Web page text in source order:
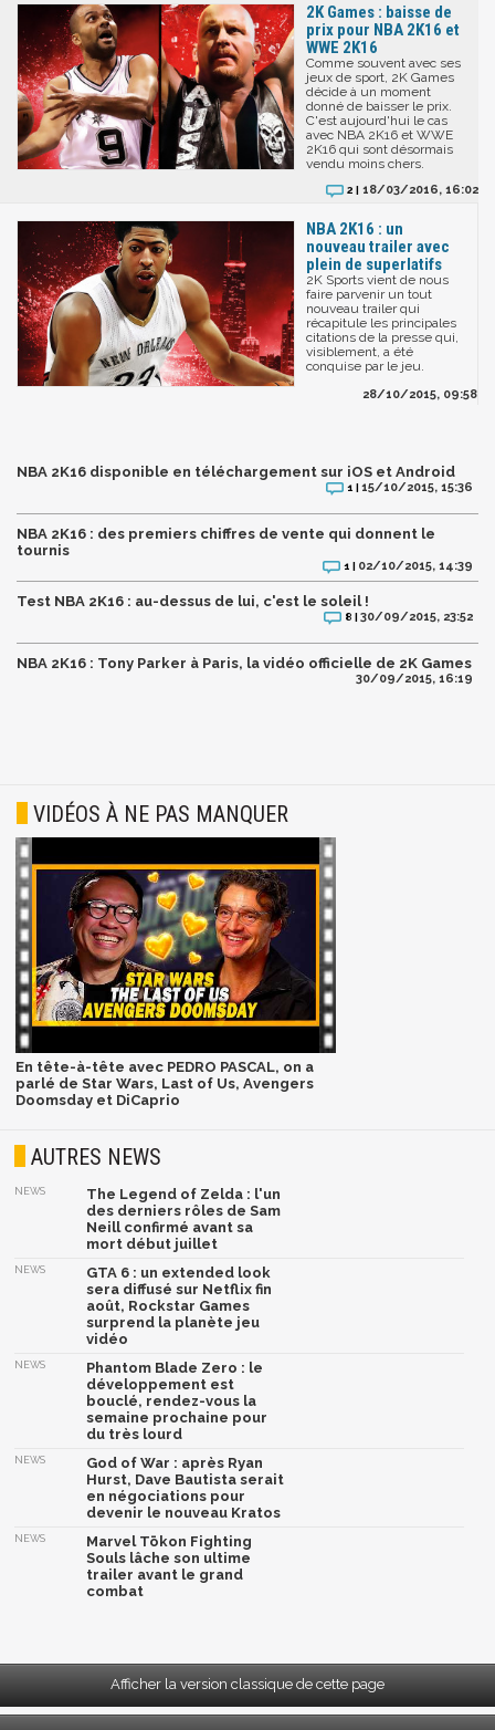
2K Games : baisse de
prix pour NBA 2K16 et
WWE 2K16
Comme souvent avec ses
jeux de sport, 2K Games
décide à un moment
donné de baisser le prix.
C'est aujourd'hui le cas
avec NBA 2K16 et WWE
2K16 qui sont désormais
vendu moins chers.
2 | 18/03/2016, 16:02
NBA 2K16 : un
nouveau trailer avec
plein de superlatifs
2K Sports vient de nous
faire parvenir un tout
nouveau trailer qui
récapitule les principales
citations de la presse qui,
visiblement, a été
conquise par le jeu.
28/10/2015, 09:58
NBA 2K16 disponible en téléchargement sur iOS et Android
1 |15/10/2015, 15:36
NBA 2K16 : des premiers chiffres de vente qui donnent le
tournis
1 | 02/10/2015, 14:39
Test NBA 2K16 : au-dessus de lui, c'est le soleil !
8 |30/09/2015, 23:52
NBA 2K16 : Tony Parker à Paris, la vidéo officielle de 2K Games
30/09/2015, 16:19
VIDÉOS À NE PAS MANQUER
En tête-à-tête avec PEDRO PASCAL, on a
parlé de Star Wars, Last of Us, Avengers
Doomsday et DiCaprio
AUTRES NEWS
NEWS
The Legend of Zelda : l'un
des derniers rôles de Sam
Neill confirmé avant sa
mort début juillet
NEWS
GTA 6 : un extended look
sera diffusé sur Netflix fin
août, Rockstar Games
surprend la planète jeu
vidéo
NEWS
Phantom Blade Zero : le
développement est
bouclé, rendez-vous la
semaine prochaine pour
du très lourd
NEWS
God of War : après Ryan
Hurst, Dave Bautista serait
en négociations pour
devenir le nouveau Kratos
NEWS
Marvel Tōkon Fighting
Souls lâche son ultime
trailer avant le grand
combat
Afficher la version classique de cette page